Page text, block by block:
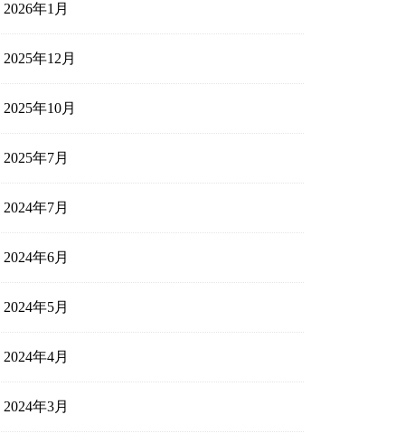
2026年1月
2025年12月
2025年10月
2025年7月
2024年7月
2024年6月
2024年5月
2024年4月
2024年3月